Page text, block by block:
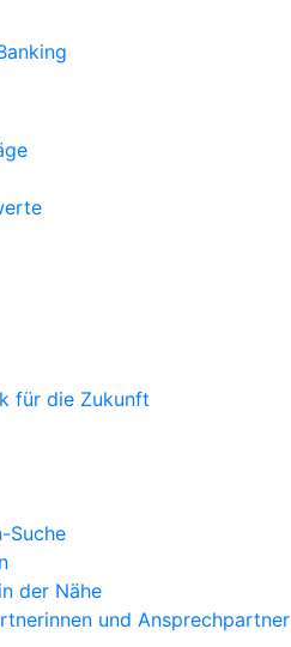
für die Zukunft
Suche
der Nähe
und Ansprechpartner